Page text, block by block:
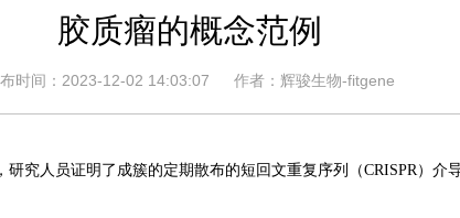
胶质瘤的概念范例
时间：2023-12-02 14:03:07 作者：辉骏生物-fitgene
研究人员证明了成簇的定期散布的短回文重复序列（CRISPR）介